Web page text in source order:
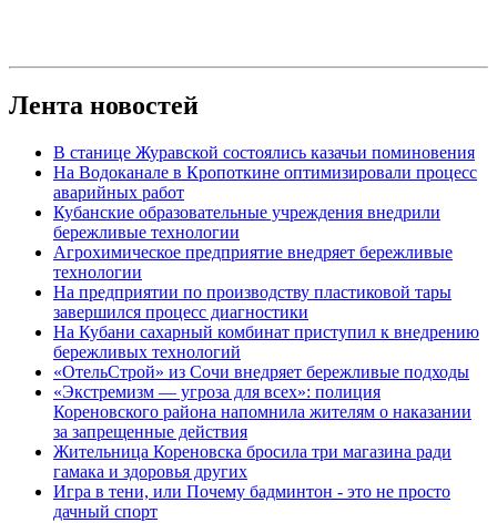
Лента новостей
В станице Журавской состоялись казачьи поминовения
На Водоканале в Кропоткине оптимизировали процесс
аварийных работ
Кубанские образовательные учреждения внедрили
бережливые технологии
Агрохимическое предприятие внедряет бережливые
технологии
На предприятии по производству пластиковой тары
завершился процесс диагностики
На Кубани сахарный комбинат приступил к внедрению
бережливых технологий
«ОтельСтрой» из Сочи внедряет бережливые подходы
«Экстремизм — угроза для всех»: полиция
Кореновского района напомнила жителям о наказании
за запрещенные действия
Жительница Кореновска бросила три магазина ради
гамака и здоровья других
Игра в тени, или Почему бадминтон - это не просто
дачный спорт